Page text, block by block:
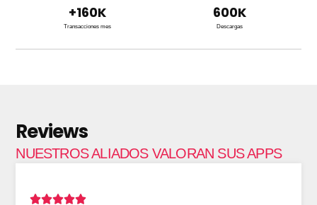
+160K
Transacciones mes
600K
Descargas
Reviews
NUESTROS ALIADOS VALORAN SUS APPS